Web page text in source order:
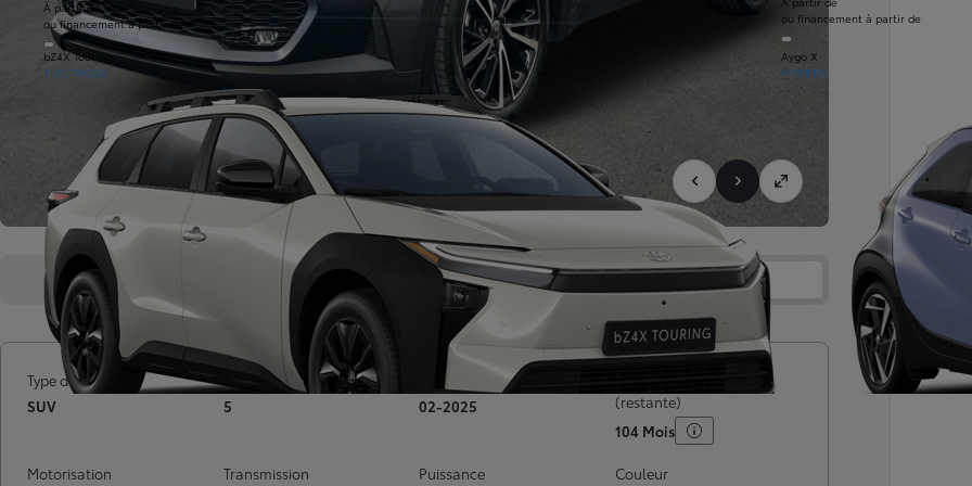
À partir de
ou financement à partir de
ou financement à partir de
bZ4X Touring
ÉLECTRIQUE
Aygo X
HYBRIDE
Présentation Caractéristiques Services Concession
Type de voiture
SUV
Nombre de portes
5
Mise en circulation
02-2025
(restante)
104 Mois
Motorisation
Transmission
Puissance
Couleur